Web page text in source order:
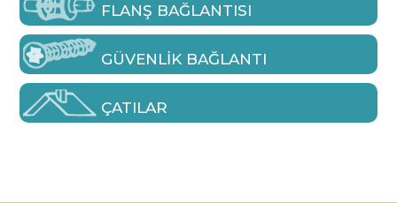
FLANŞ BAĞLANTISI
GÜVENLIK BAĞLANTI
ÇATILAR